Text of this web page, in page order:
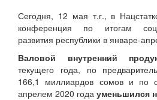
Сегодня, 12 мая т.г., в
конференция по итогам
развития республики в январе-
Валовой внутренний
текущего года, по
166,1 миллиардов сомов и по
апрелем 2020 года уменьшился